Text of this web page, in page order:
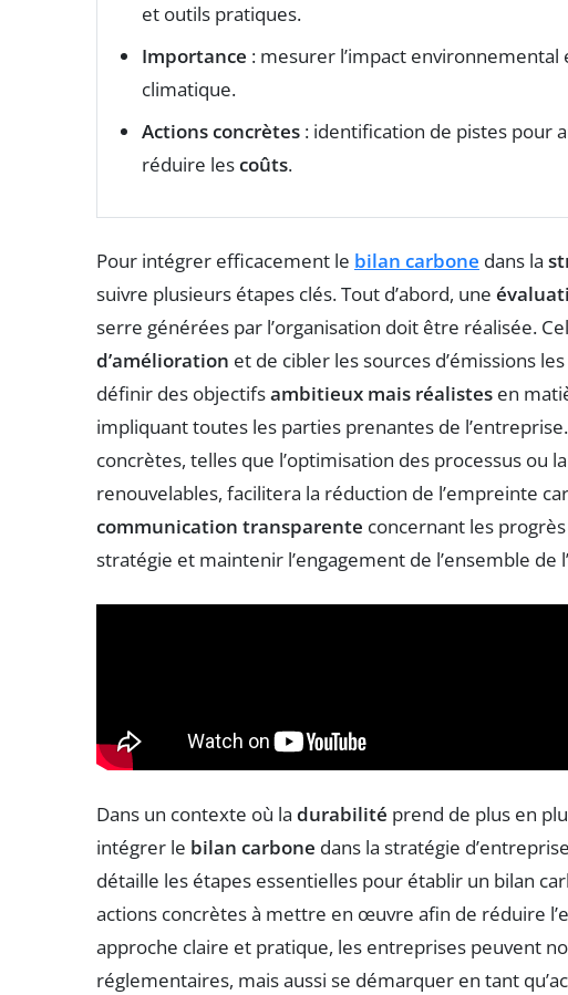
et outils pratiques.
Importance : mesurer l’impact environnemental
climatique.
Actions concrètes : identification de pistes pour
réduire lescoûts.
Pour intégrer efficacement le bilan carbone dans la
suivre plusieurs étapes clés. Tout d’abord, une
serre générées par l’organisation doit être réalisée.
d’amélioration et de cibler les sources d’émissions
définir des objectifsambitieux mais réalistes en
impliquant toutes les parties prenantes de
concrètes, telles que l’optimisation des processus ou
renouvelables, facilitera la réduction de l’empreinte
communication transparente concernant les
stratégie et maintenir l’engagement de l’ensemble de
Dans un contexte où la durabilité prend de plus en
intégrer le bilan carbone dans la stratégie
détaille les étapes essentielles pour établir un bilan
actions concrètes à mettre en œuvre afin de réduire
approche claire et pratique, les entreprises peuvent
réglementaires, mais aussi se démarquer en tant